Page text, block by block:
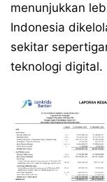
menunjukkan
Indonesia
sekitar
teknologi digital.